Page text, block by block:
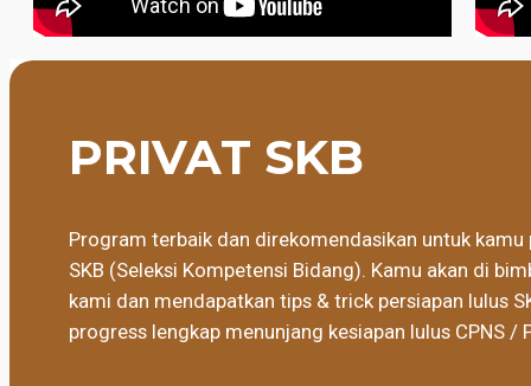
PRIVAT SKB
Program terbaik dan direkomendasikan untuk kamu
SKB (Seleksi Kompetensi Bidang). Kamu akan di
kami dan mendapatkan tips & trick persiapan lulus
progress lengkap menunjang kesiapan lulus CPNS /